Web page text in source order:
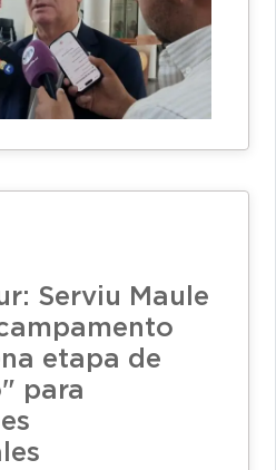
Serviu Maule
etapa de
para